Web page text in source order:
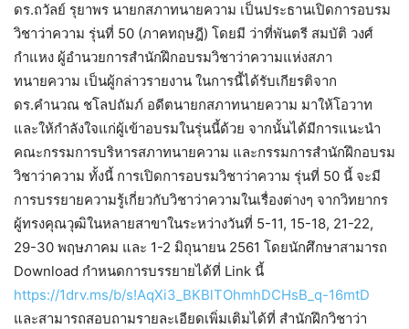
ดร.ถวัลย์ รุยาพร นายกสภาทนายความ เป็นประธานเปิดการอบรม
วิชาว่าความ รุ่นที่ 50 (ภาคทฤษฎี) โดยมี ว่าที่พันตรี สมบัติ วงศ์
กำแหง ผู้อำนวยการสำนักฝึกอบรมวิชาว่าความแห่งสภา
ทนายความ เป็นผู้กล่าวรายงาน ในการนี้ได้รับเกียรติจาก
ดร.คำนวณ ชโลปถัมภ์ อดีตนายกสภาทนายความ มาให้โอวาท
และให้กำลังใจแก่ผู้เข้าอบรมในรุ่นนี้ด้วย จากนั้นได้มีการแนะนำ
คณะกรรมการบริหารสภาทนายความ และกรรมการสำนักฝึกอบรม
วิชาว่าความ ทั้งนี้ การเปิดการอบรมวิชาว่าความ รุ่นที่ 50 นี้ จะมี
การบรรยายความรู้เกี่ยวกับวิชาว่าความในเรื่องต่างๆ จากวิทยากร
ผู้ทรงคุณวุฒิในหลายสาขาในระหว่างวันที่ 5-11, 15-18, 21-22,
29-30 พฤษภาคม และ 1-2 มิถุนายน 2561 โดยนักศึกษาสามารถ
Download กำหนดการบรรยายได้ที่ Link นี้
https://1drv.ms/b/s!AqXi3_BKBlTOhmhDCHsB_q-16mtD
และสามารถสอบถามรายละเอียดเพิ่มเติมได้ที่ สำนักฝึกวิชาว่า